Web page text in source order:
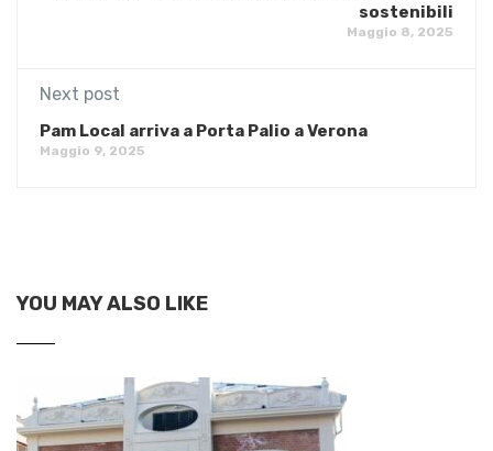
sostenibili
Maggio 8, 2025
Next post
Pam Local arriva a Porta Palio a Verona
Maggio 9, 2025
YOU MAY ALSO LIKE